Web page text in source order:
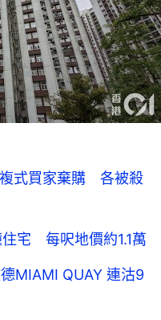
式買家棄購 各被殺
宅 每呎地價約1.1萬
MIAMI QUAY 連沽9